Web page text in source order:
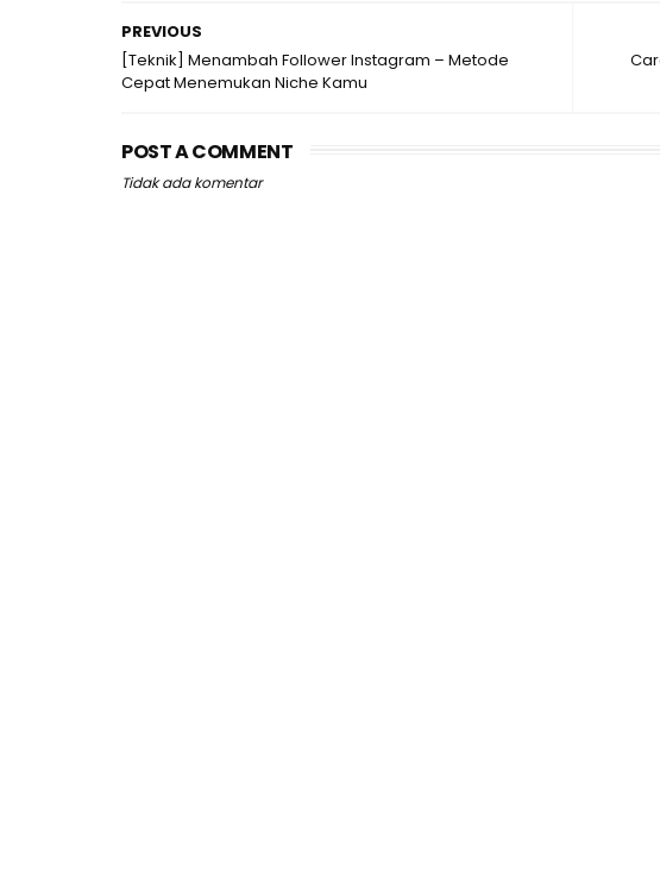
PREVIOUS
[Teknik] Menambah Follower Instagram – Metode
Cepat Menemukan Niche Kamu
POST A COMMENT
Tidak ada komentar